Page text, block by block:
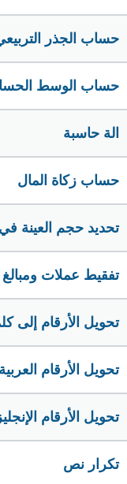
حساب الجذر
حساب الوسط
الة حاسبة
حساب زكاة المال
تحديد حجم العينة
تفقيط عملات ومبالغ
تحويل الأرقام إلى
تحويل الأرقام
تحويل الأرقام
تكرار نص